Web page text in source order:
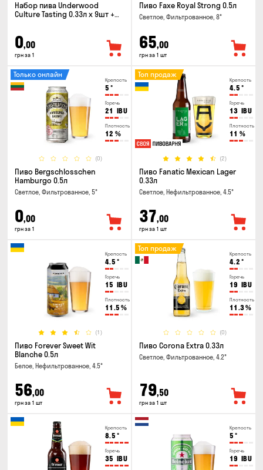
Набор пива Underwood
Culture Tasting 0.33л x 9шт +
0,00
грн за 1
Пиво Faxe Royal Strong 0.5л
Светлое, Фильтрованное, 8°
65,00
грн за 1 шт
Крепость
5 °
Горечь
21 IBU
Плотность
12 %
(0)
Только онлайн
Пиво Bergschlosschen
Hamburgo 0.5л
Светлое, Фильтрованное, 5°
0,00
грн за 1
Крепость
4.5 °
Горечь
13 IBU
Плотность
11 %
(2)
Топ продаж
Пиво Fanatic Mexican Lager
0.33л
Светлое, Нефильтрованное, 4.5°
37,00
грн за 1 шт
Крепость
4.5 °
Горечь
15 IBU
Плотность
11.5 %
(1)
Пиво Forever Sweet Wit
Blanche 0.5л
Белое, Нефильтрованное, 4.5°
56,00
грн за 1 шт
Крепость
4.2 °
Горечь
19 IBU
Плотность
11.3%
(0)
Топ продаж
Пиво Corona Extra 0.33л
Светлое, Фильтрованное, 4.2°
79,50
грн за 1 шт
Крепость
8.5 °
Горечь
35 IBU
Крепость
5 °
Горечь
19 IBU